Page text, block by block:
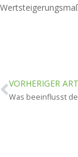
VORHERIGER
Was beeinflusst